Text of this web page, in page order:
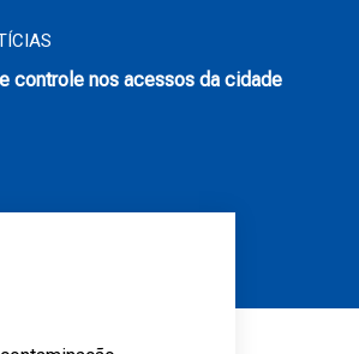
controle nos acessos da cidade